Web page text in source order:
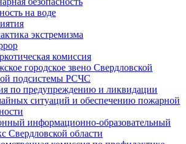
на воде
экстремизма
комиссия
городское звено Свердловской
подсистемы РСЧС
по предупреждению и ликвидации
ситуаций и обеспечению пожарной
информационно-образовательный
Cвердловской области